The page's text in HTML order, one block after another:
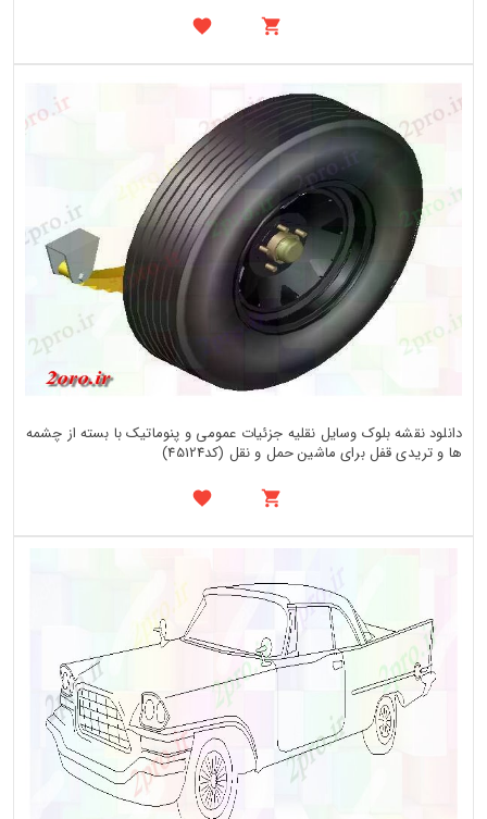
دانلود نقشه بلوک وسایل نقلیه جزئیات عمومی و پنوماتیک با بسته از چشمه
ها و تریدی قفل برای ماشین حمل و نقل (کد45124)